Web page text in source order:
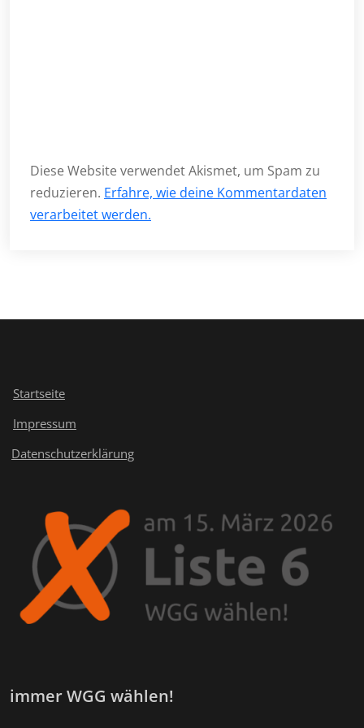
Diese Website verwendet Akismet, um Spam zu
reduzieren. Erfahre, wie deine Kommentardaten
verarbeitet werden.
Startseite
Impressum
Datenschutzerklärung
immer WGG wählen!